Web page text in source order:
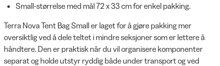
Small-størrelse med mål 72 x 33 cm for enkel pakking.
Terra Nova Tent Bag Small er laget for å gjøre pakking mer
oversiktlig ved å dele teltet i mindre seksjoner som er lettere å
håndtere. Den er praktisk når du vil organisere komponenter
separat og holde utstyr ryddig både under transport og ved